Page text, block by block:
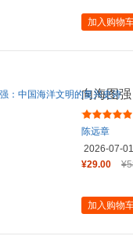
加入购物
向海图
陈远章
2026-07-01
¥29.00
加入购物